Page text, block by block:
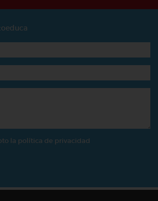
la política de privacidad